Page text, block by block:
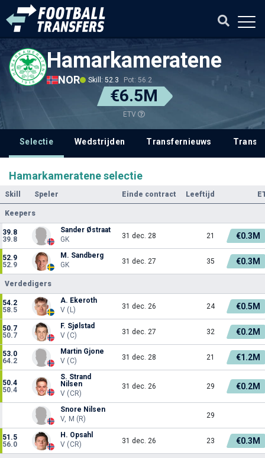
Hamarkameratene
NOR Skill: 52.3 Pot: 56.2
€6.5M
ETV
Selectie Wedstrijden Transfernieuws
Hamarkameratene selectie
Skill Speler Einde contract Leeftijd
Keepers
39.8
39.8
Sander Østraat
GK
31 dec. 28 21 €0.3M
52.9
52.9
M. Sandberg
GK
31 dec. 27 35 €0.3M
Verdedigers
54.2
58.5
A. Ekeroth
V (L)
31 dec. 26 24 €0.5M
50.7
50.7
F. Sjølstad
V (C)
31 dec. 27 32 €0.2M
53.0
64.2
Martin Gjone
V (C)
31 dec. 28 21 €1.2M
50.4
50.4
S. Strand
Nilsen
V (CR)
31 dec. 26 29 €0.2M
Snore Nilsen
V, M (R)
29
51.5
56.0
H. Opsahl
V (CR)
31 dec. 26 23 €0.3M